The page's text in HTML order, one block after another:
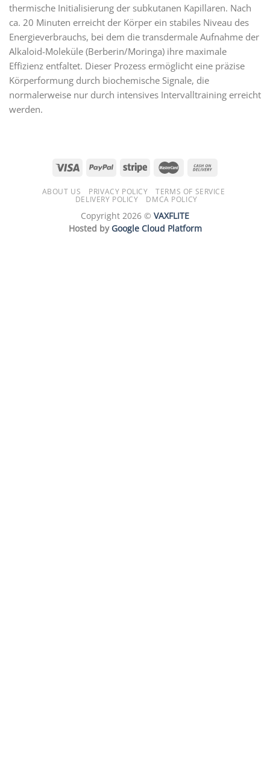
thermische Initialisierung der subkutanen Kapillaren. Nach
ca. 20 Minuten erreicht der Körper ein stabiles Niveau des
Energieverbrauchs, bei dem die transdermale Aufnahme der
Alkaloid-Moleküle (Berberin/Moringa) ihre maximale
Effizienz entfaltet. Dieser Prozess ermöglicht eine präzise
Körperformung durch biochemische Signale, die
normalerweise nur durch intensives Intervalltraining erreicht
werden.
ABOUT US PRIVACY POLICY
TERMS OF SERVICE
DELIVERY POLICY
DMCA POLICY
Copyright 2026 © VAXFLITE
Hosted by Google Cloud Platform